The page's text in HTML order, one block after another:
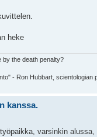
heke
by the death penalty?
- Ron Hubbart, scientologian
kanssa.
varsinkin